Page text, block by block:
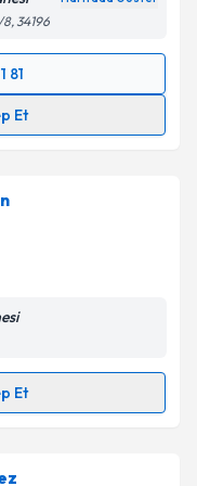
34196
81
Et
bilgilendireceğiz.
ilişkin
belirtilen
Et
takvimi talebi